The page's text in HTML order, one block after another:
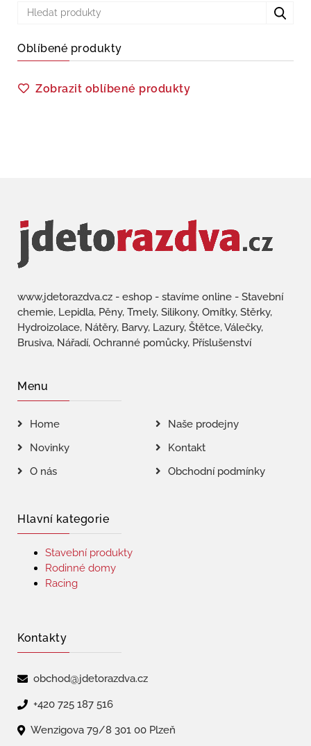
Oblíbené produkty
Zobrazit oblíbené produkty
www.jdetorazdva.cz - eshop - stavíme online - Stavební
chemie, Lepidla, Pěny, Tmely, Silikony, Omítky, Stěrky,
Hydroizolace, Nátěry, Barvy, Lazury, Štětce, Válečky,
Brusiva, Nářadí, Ochranné pomůcky, Příslušenství
Menu
Home
Naše prodejny
Novinky
Kontakt
O nás
Obchodní podmínky
Hlavní kategorie
Stavební produkty
Rodinné domy
Racing
Kontakty
obchod@jdetorazdva.cz
+420 725 187 516
Wenzigova 79/8 301 00 Plzeň